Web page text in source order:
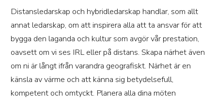
Distansledarskap och hybridledarskap handlar, som allt
annat ledarskap, om att inspirera alla att ta ansvar för att
bygga den laganda och kultur som avgör vår prestation,
oavsett om vi ses IRL eller på distans. Skapa närhet även
om ni är långt ifrån varandra geografiskt. Närhet är en
känsla av värme och att känna sig betydelsefull,
kompetent och omtyckt. Planera alla dina möten